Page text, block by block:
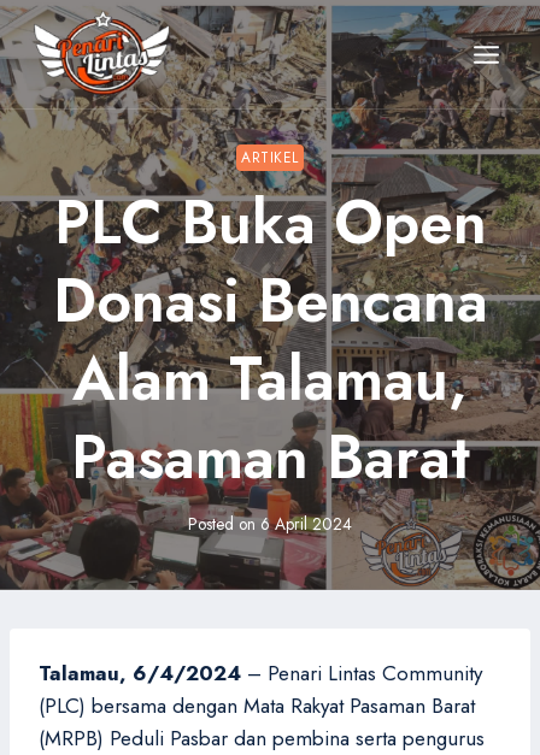
Skip
to
content
ARTIKEL
PLC Buka Open
Donasi Bencana
Alam Talamau,
Pasaman Barat
Posted on 6 April 2024
Talamau, 6/4/2024 – Penari Lintas Community
(PLC) bersama dengan Mata Rakyat Pasaman Barat
(MRPB) Peduli Pasbar dan pembina serta pengurus